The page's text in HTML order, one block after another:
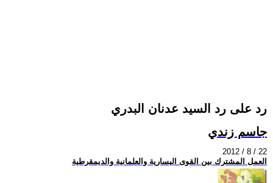
رد على رد السيد عدنان البدري
جاسم زندي
2012 / 8 / 22
العمل المشترك بين القوى اليسارية والعلمانية والديمقرطية